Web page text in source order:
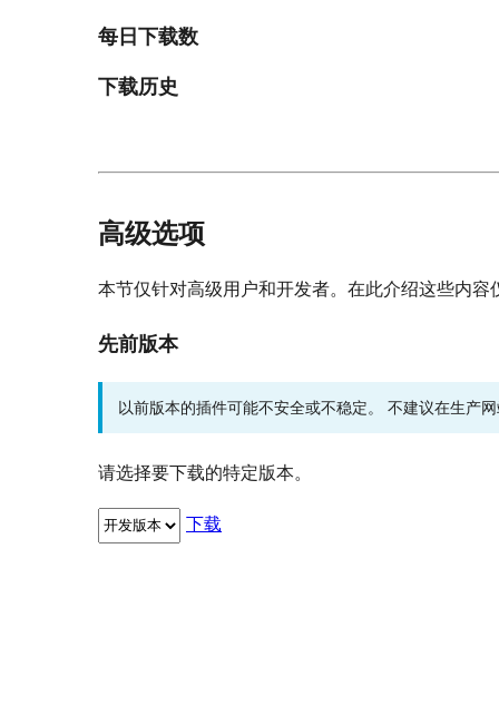
每日下载数
下载历史
高级选项
本节仅针对高级用户和开发者。在此介绍这些内容
先前版本
以前版本的插件可能不安全或不稳定。 不建议在生产
请选择要下载的特定版本。
下载